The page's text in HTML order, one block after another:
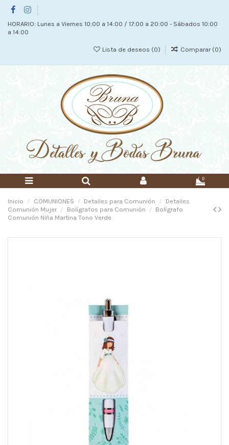
HORARIO: Lunes a Viernes 10:00 a 14:00 / 17:00 a 20:00 - Sábados 10:00
a 14:00
Lista de deseos (0) Comparar (0)
0
Inicio COMUNIONES Detalles para Comunión
Detalles
Comunión Mujer
Bolígrafos para Comunión
Bolígrafo
Comunión Niña Martina Tono Verde